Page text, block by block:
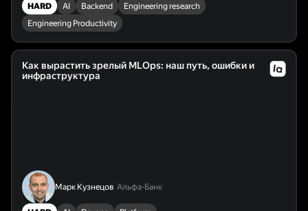
HARD AI Backend
Engineering research
Engineering Productivity
Как вырастить зрелый MLOps: наш путь, ошибки и
инфраструктура
Марк Кузнецов Альфа-Банк